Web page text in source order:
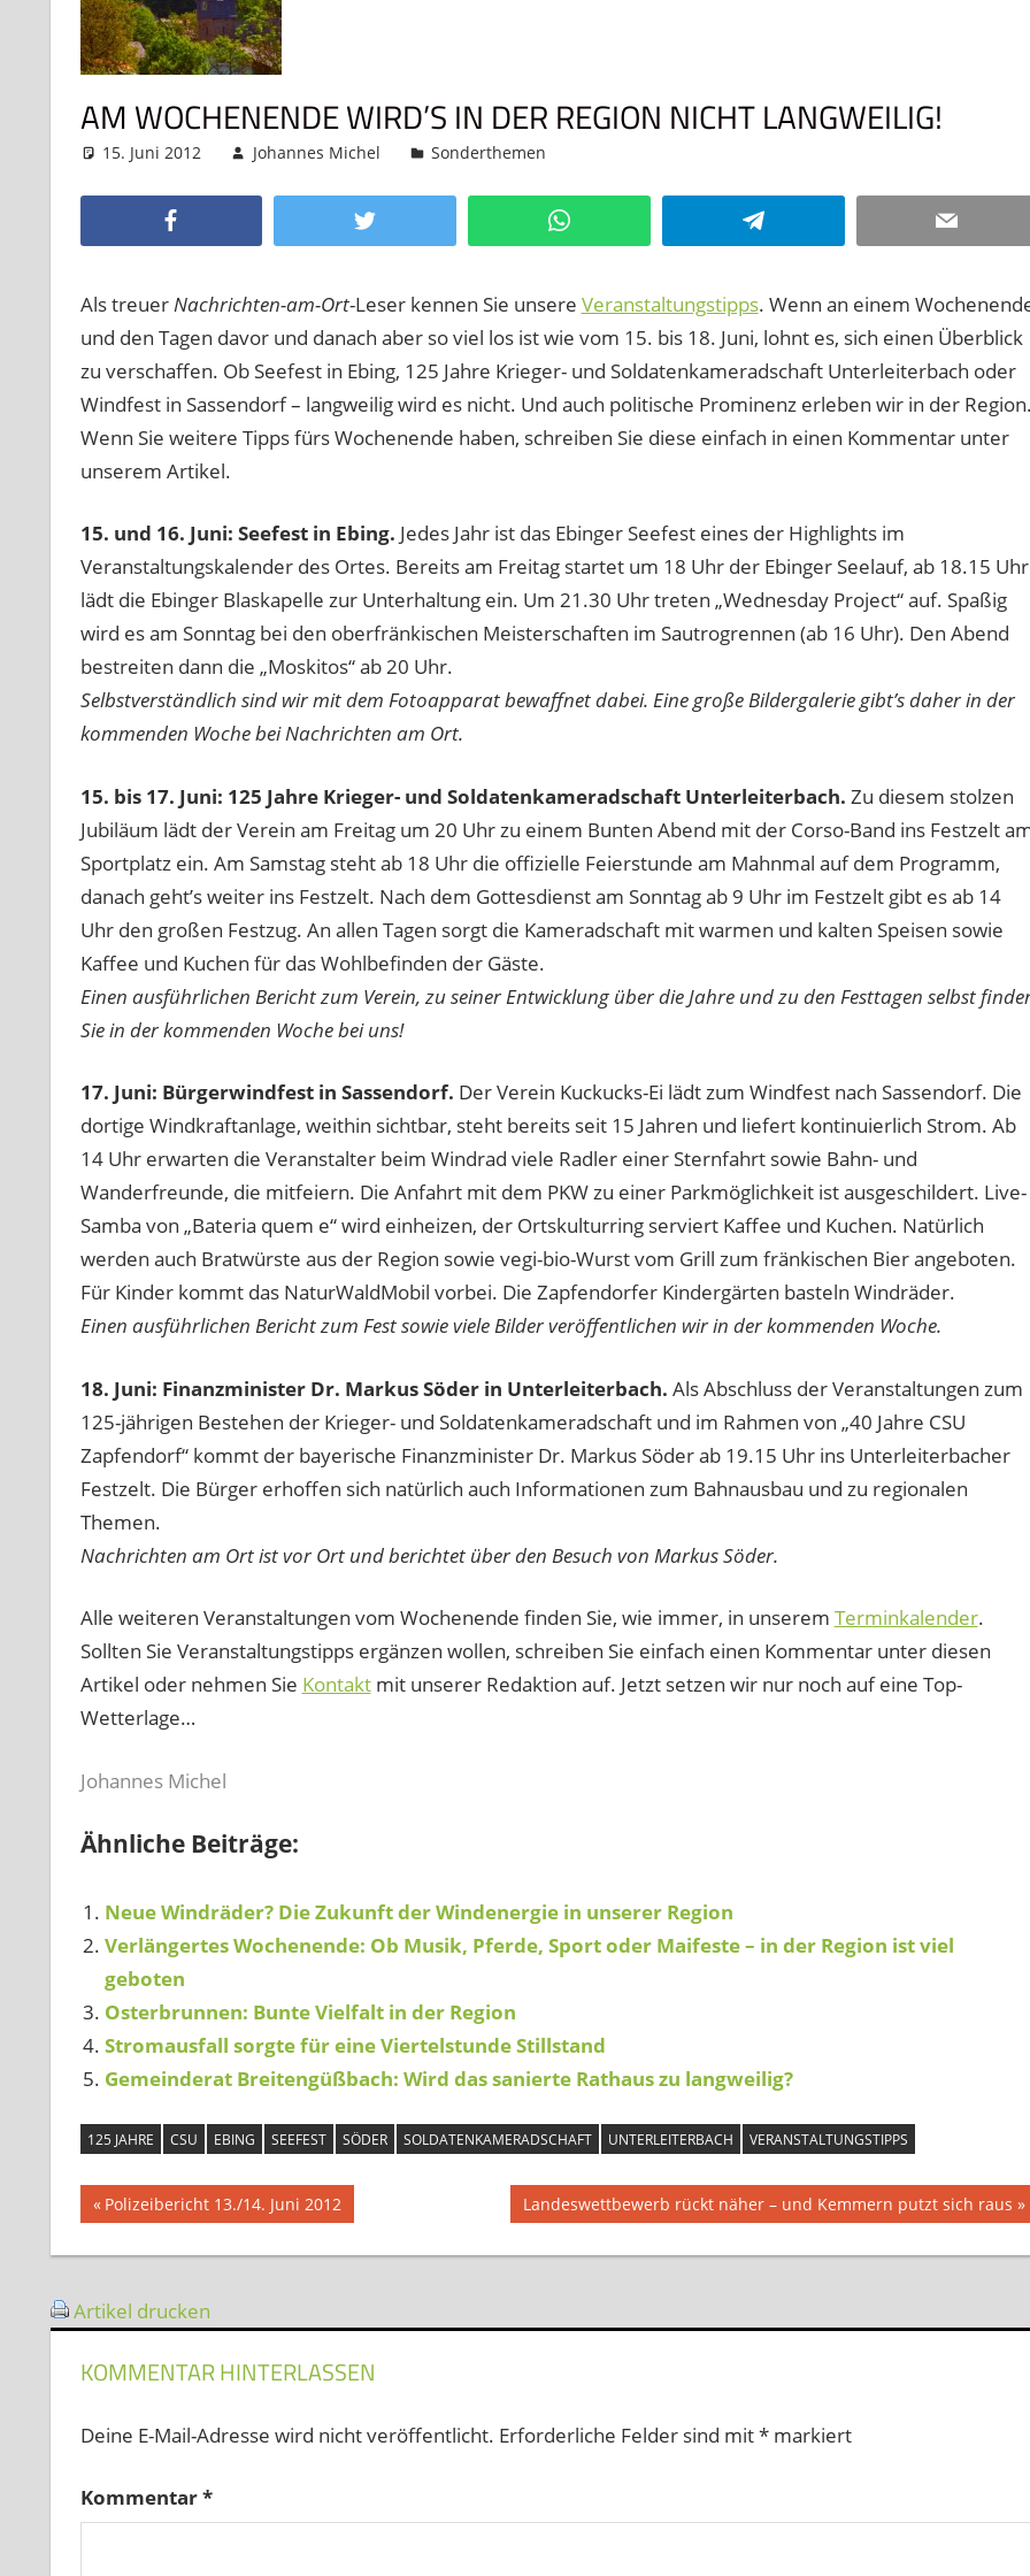
AM WOCHENENDE WIRD’S IN DER REGION NICHT LANGWEILIG!
15. Juni 2012 Johannes Michel Sonderthemen
Twitter WhatsApp Telegram Email
Als treuerNachrichten-am-Ort-Leser kennen Sie unsere Veranstaltungstipps. Wenn an einem
und den Tagen davor und danach aber so viel los ist wie vom 15. bis 18. Juni, lohnt es, sich einen Überblick
zu verschaffen. Ob Seefest in Ebing, 125 Jahre Krieger- und Soldatenkameradschaft Unterleiterbach oder
Windfest in Sassendorf – langweilig wird es nicht. Und auch politische Prominenz erleben wir in der
Wenn Sie weitere Tipps fürs Wochenende haben, schreiben Sie diese einfach in einen Kommentar unter
unserem Artikel.
15. und 16. Juni: Seefest in Ebing. Jedes Jahr ist das Ebinger Seefest eines der Highlights im
Veranstaltungskalender des Ortes. Bereits am Freitag startet um 18 Uhr der Ebinger Seelauf, ab 18.15 Uhr
lädt die Ebinger Blaskapelle zur Unterhaltung ein. Um 21.30 Uhr treten „Wednesday Project“ auf. Spaßig
wird es am Sonntag bei den oberfränkischen Meisterschaften im Sautrogrennen (ab 16 Uhr). Den Abend
bestreiten dann die „Moskitos“ ab 20 Uhr.
Selbstverständlich sind wir mit dem Fotoapparat bewaffnet dabei. Eine große Bildergalerie gibt’s daher in der
kommenden Woche bei Nachrichten am Ort.
15. bis 17. Juni: 125 Jahre Krieger- und Soldatenkameradschaft Unterleiterbach. Zu diesem stolzen
Jubiläum lädt der Verein am Freitag um 20 Uhr zu einem Bunten Abend mit der Corso-Band ins Festzelt
Sportplatz ein. Am Samstag steht ab 18 Uhr die offizielle Feierstunde am Mahnmal auf dem Programm,
danach geht’s weiter ins Festzelt. Nach dem Gottesdienst am Sonntag ab 9 Uhr im Festzelt gibt es ab 14
Uhr den großen Festzug. An allen Tagen sorgt die Kameradschaft mit warmen und kalten Speisen sowie
Kaffee und Kuchen für das Wohlbefinden der Gäste.
Einen ausführlichen Bericht zum Verein, zu seiner Entwicklung über die Jahre und zu den Festtagen selbst
Sie in der kommenden Woche bei uns!
17. Juni: Bürgerwindfest in Sassendorf. Der Verein Kuckucks-Ei lädt zum Windfest nach Sassendorf. Die
dortige Windkraftanlage, weithin sichtbar, steht bereits seit 15 Jahren und liefert kontinuierlich Strom. Ab
14 Uhr erwarten die Veranstalter beim Windrad viele Radler einer Sternfahrt sowie Bahn- und
Wanderfreunde, die mitfeiern. Die Anfahrt mit dem PKW zu einer Parkmöglichkeit ist ausgeschildert. Live-
Samba von „Bateria quem e“ wird einheizen, der Ortskulturring serviert Kaffee und Kuchen. Natürlich
werden auch Bratwürste aus der Region sowie vegi-bio-Wurst vom Grill zum fränkischen Bier angeboten.
Für Kinder kommt das NaturWaldMobil vorbei. Die Zapfendorfer Kindergärten basteln Windräder.
Einen ausführlichen Bericht zum Fest sowie viele Bilder veröffentlichen wir in der kommenden Woche.
18. Juni: Finanzminister Dr. Markus Söder in Unterleiterbach. Als Abschluss der Veranstaltungen zum
125-jährigen Bestehen der Krieger- und Soldatenkameradschaft und im Rahmen von „40 Jahre CSU
Zapfendorf“ kommt der bayerische Finanzminister Dr. Markus Söder ab 19.15 Uhr ins Unterleiterbacher
Festzelt. Die Bürger erhoffen sich natürlich auch Informationen zum Bahnausbau und zu regionalen
Themen.
Nachrichten am Ort ist vor Ort und berichtet über den Besuch von Markus Söder.
Alle weiteren Veranstaltungen vom Wochenende finden Sie, wie immer, in unserem Terminkalender.
Sollten Sie Veranstaltungstipps ergänzen wollen, schreiben Sie einfach einen Kommentar unter diesen
Artikel oder nehmen Sie Kontaktmit unserer Redaktion auf. Jetzt setzen wir nur noch auf eine Top-
Wetterlage…
Johannes Michel
Ähnliche Beiträge:
Neue Windräder? Die Zukunft der Windenergie in unserer Region
Verlängertes Wochenende: Ob Musik, Pferde, Sport oder Maifeste – in der Region ist viel
geboten
Osterbrunnen: Bunte Vielfalt in der Region
Stromausfall sorgte für eine Viertelstunde Stillstand
Gemeinderat Breitengüßbach: Wird das sanierte Rathaus zu langweilig?
125 JAHRE CSU EBING SEEFEST SÖDER SOLDATENKAMERADSCHAFT UNTERLEITERBACH VERANSTALTUNGSTIPPS
Beitragsnavigation
Vorheriger
Beitrag:
Polizeibericht 13./14. Juni 2012
Nächster
Beitrag:
Landeswettbewerb rückt näher – und Kemmern putzt sich raus
Artikel drucken
KOMMENTAR HINTERLASSEN
Deine E-Mail-Adresse wird nicht veröffentlicht. Erforderliche Felder sind mit*markiert
Kommentar*